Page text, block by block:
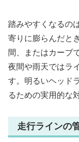
踏みやすくなるの
寄りに膨らんだと
間、またはカーブ
夜間や雨天ではラ
す。明るいヘッド
るための実用的な
走行ラインの